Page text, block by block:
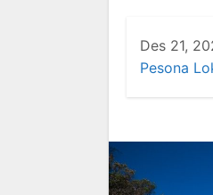
Des 21,
Pesona